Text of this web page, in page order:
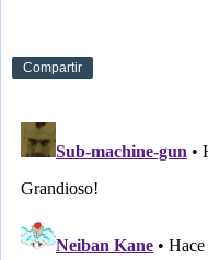
Compartir